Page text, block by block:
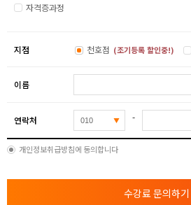
자격증과정
지점 천호점 (조기등록 할인중!)
이름
연락처 -
개인정보취급방침에 동의합니다
수강료 문의하기